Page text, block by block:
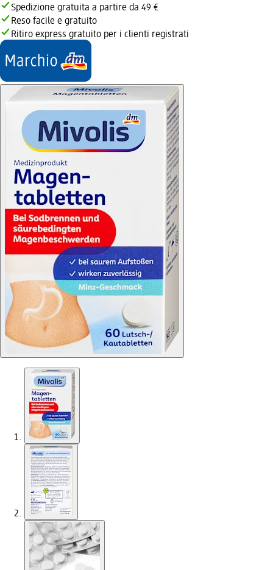
Spedizione gratuita a partire da 49 €
Reso facile e gratuito
Ritiro express gratuito per i clienti registrati